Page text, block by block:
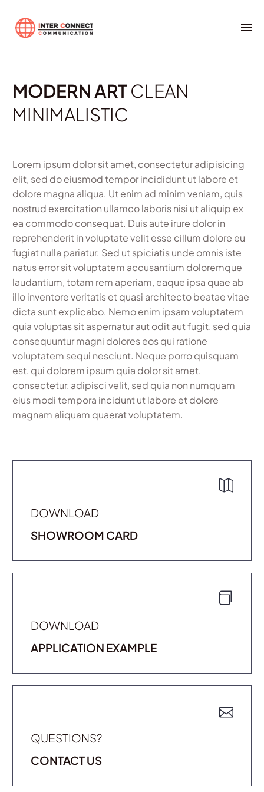
Splash Light-02 (Demo)
0
MODERN ARTCLEAN
MINIMALISTIC
Lorem ipsum dolor sit amet, consectetur adipisicing
elit, sed do eiusmod tempor incididunt ut labore et
dolore magna aliqua. Ut enim ad minim veniam, quis
nostrud exercitation ullamco laboris nisi ut aliquip ex
ea commodo consequat. Duis aute irure dolor in
reprehenderit in voluptate velit esse cillum dolore eu
fugiat nulla pariatur. Sed ut spiciatis unde omnis iste
natus error sit voluptatem accusantium doloremque
laudantium, totam rem aperiam, eaque ipsa quae ab
illo inventore veritatis et quasi architecto beatae vitae
dicta sunt explicabo. Nemo enim ipsam voluptatem
quia voluptas sit aspernatur aut odit aut fugit, sed quia
consequuntur magni dolores eos qui ratione
voluptatem sequi nesciunt. Neque porro quisquam
est, qui dolorem ipsum quia dolor sit amet,
consectetur, adipisci velit, sed quia non numquam
eius modi tempora incidunt ut labore et dolore
magnam aliquam quaerat voluptatem.
DOWNLOAD
SHOWROOM CARD
DOWNLOAD
APPLICATION EXAMPLE
QUESTIONS?
CONTACT US